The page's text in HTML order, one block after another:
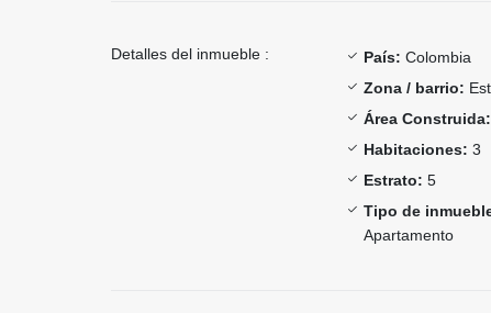
Detalles del inmueble : País: Colombia
Zona / barrio:
Área Construida:
Habitaciones: 3
Estrato: 5
Tipo de
Apartamento